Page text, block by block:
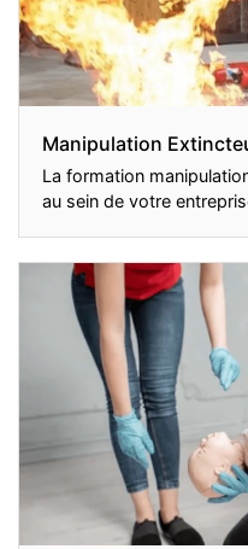
Manipulation
La formation
au sein de votre